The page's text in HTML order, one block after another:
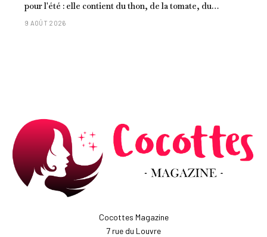
pour l'été : elle contient du thon, de la tomate, du
concombre et de l'œuf
9 AOÛT 2026
Cocottes Magazine
7 rue du Louvre